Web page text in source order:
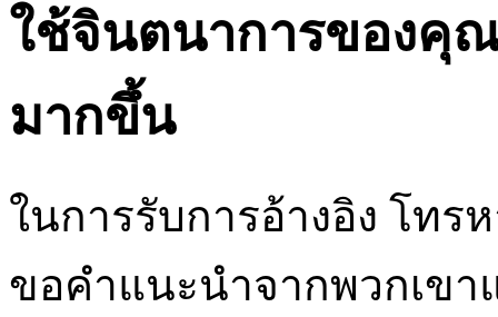
ใช้จินตนาการของคุ
มากขึ้น
ในการรับการอ้างอิง โท
ขอคำแนะนำจากพวกเขา